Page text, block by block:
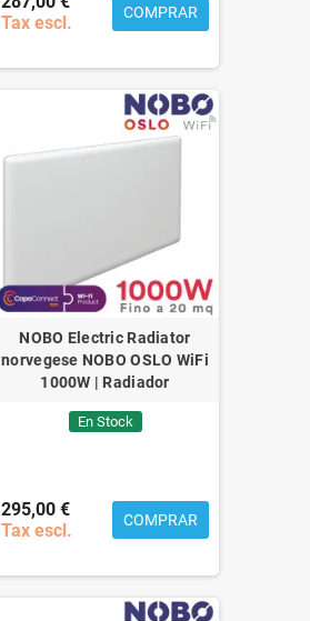
Tax escl.
COMPRAR
NOBO Electric Radiator
norvegese NOBO OSLO WiFi
1000W | Radiador
En Stock
295,00 €
Tax escl.
COMPRAR